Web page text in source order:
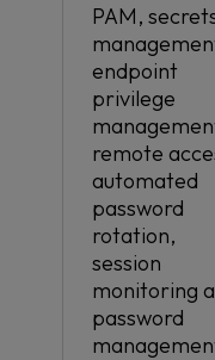
PAM,
endpoint
privilege
remote
automated
password
rotation,
session
monitoring
password